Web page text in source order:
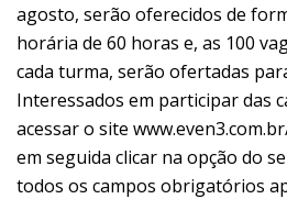
agosto, serão oferecidos de
horária de 60 horas e, as 100
cada turma, serão ofertadas
Interessados em participar das
acessar o site
em seguida clicar na opção do
todos os campos obrigatórios